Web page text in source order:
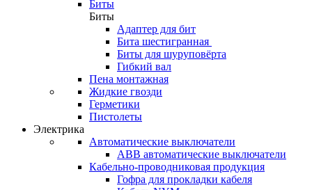
Биты
Биты
Адаптер для бит
Бита шестигранная
Биты для шуруповёрта
Гибкий вал
Пена монтажная
Жидкие гвозди
Герметики
Пистолеты
Электрика
Автоматические выключатели
ABB автоматические выключатели
Кабельно-проводниковая продукция
Гофра для прокладки кабеля